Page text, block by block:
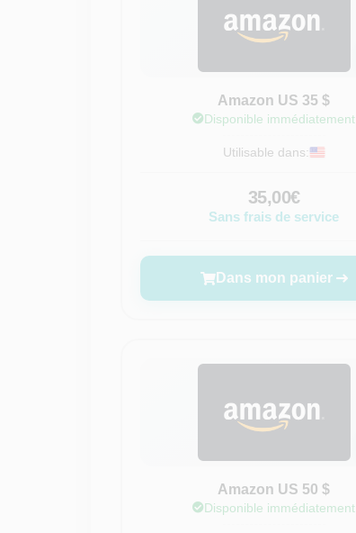
Amazon US 35 $
Disponible immédiatement
Utilisable dans:
35,00€
Sans frais de service
Dans mon panier
Amazon US 50 $
Disponible immédiatement